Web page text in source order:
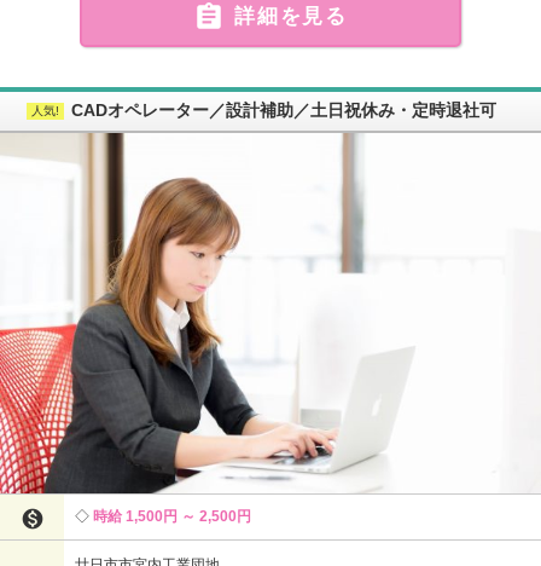
 詳細を見る
CADオペレーター／設計補助／土日祝休み・定時退社可
 時給 1,500円 ～ 2,500円